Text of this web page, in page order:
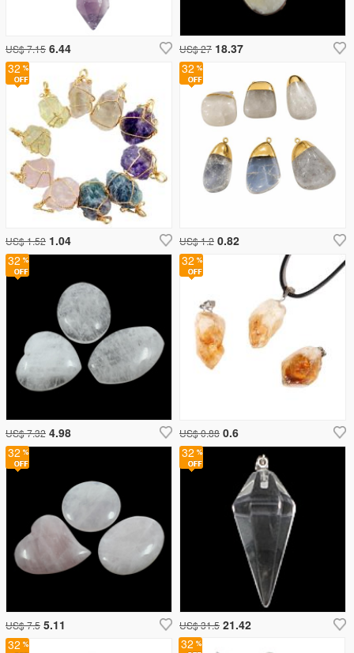
US$ 7.15 6.44
32
US$ 1.52 1.04
32
US$ 1.2 0.82
US$ 27 18.37
32
US$ 7.32 4.98
32
US$ 0.88 0.6
32
US$ 7.5 5.11
32
32
US$ 31.5 21.42
32